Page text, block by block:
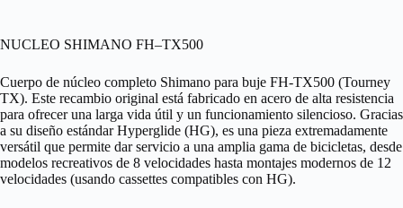
NUCLEO SHIMANO FH–TX500
Cuerpo de núcleo completo Shimano para buje FH-TX500 (Tourney
TX). Este recambio original está fabricado en acero de alta resistencia
para ofrecer una larga vida útil y un funcionamiento silencioso. Gracias
a su diseño estándar Hyperglide (HG), es una pieza extremadamente
versátil que permite dar servicio a una amplia gama de bicicletas, desde
modelos recreativos de 8 velocidades hasta montajes modernos de 12
velocidades (usando cassettes compatibles con HG).